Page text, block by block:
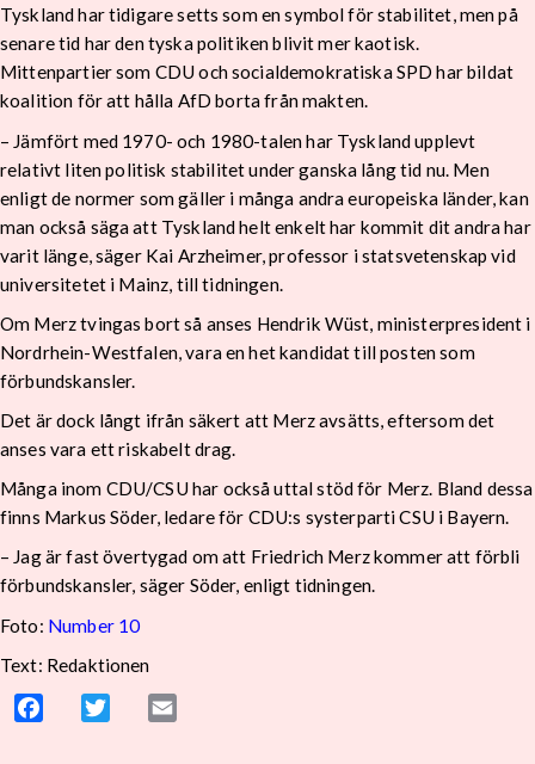
Tyskland har tidigare setts som en symbol för stabilitet, men på
senare tid har den tyska politiken blivit mer kaotisk.
Mittenpartier som CDU och socialdemokratiska SPD har bildat
koalition för att hålla AfD borta från makten.
– Jämfört med 1970- och 1980-talen har Tyskland upplevt
relativt liten politisk stabilitet under ganska lång tid nu. Men
enligt de normer som gäller i många andra europeiska länder, kan
man också säga att Tyskland helt enkelt har kommit dit andra har
varit länge, säger Kai Arzheimer, professor i statsvetenskap vid
universitetet i Mainz, till tidningen.
Om Merz tvingas bort så anses Hendrik Wüst, ministerpresident i
Nordrhein-Westfalen, vara en het kandidat till posten som
förbundskansler.
Det är dock långt ifrån säkert att Merz avsätts, eftersom det
anses vara ett riskabelt drag.
Många inom CDU/CSU har också uttal stöd för Merz. Bland dessa
finns Markus Söder, ledare för CDU:s systerparti CSU i Bayern.
– Jag är fast övertygad om att Friedrich Merz kommer att förbli
förbundskansler, säger Söder, enligt tidningen.
Foto: Number 10
Text: Redaktionen
Facebook Twitter